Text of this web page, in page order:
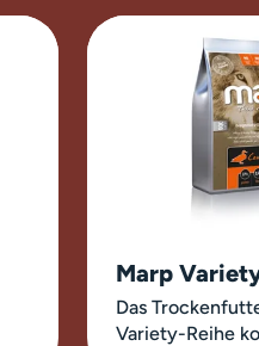
Marp
Das
Variety-Reihe